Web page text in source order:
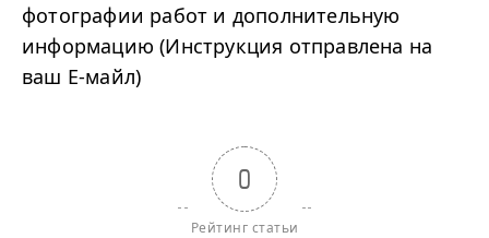
фотографии работ и дополнительную
информацию (Инструкция отправлена на
ваш Е-майл)
0
Рейтинг статьи